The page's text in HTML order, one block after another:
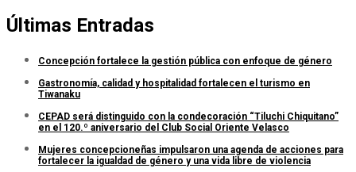
Últimas Entradas
Concepción fortalece la gestión pública con enfoque de género
Gastronomía, calidad y hospitalidad fortalecen el turismo en
Tiwanaku
CEPAD será distinguido con la condecoración “Tiluchi Chiquitano”
en el 120.º aniversario del Club Social Oriente Velasco
Mujeres concepcioneñas impulsaron una agenda de acciones para
fortalecer la igualdad de género y una vida libre de violencia